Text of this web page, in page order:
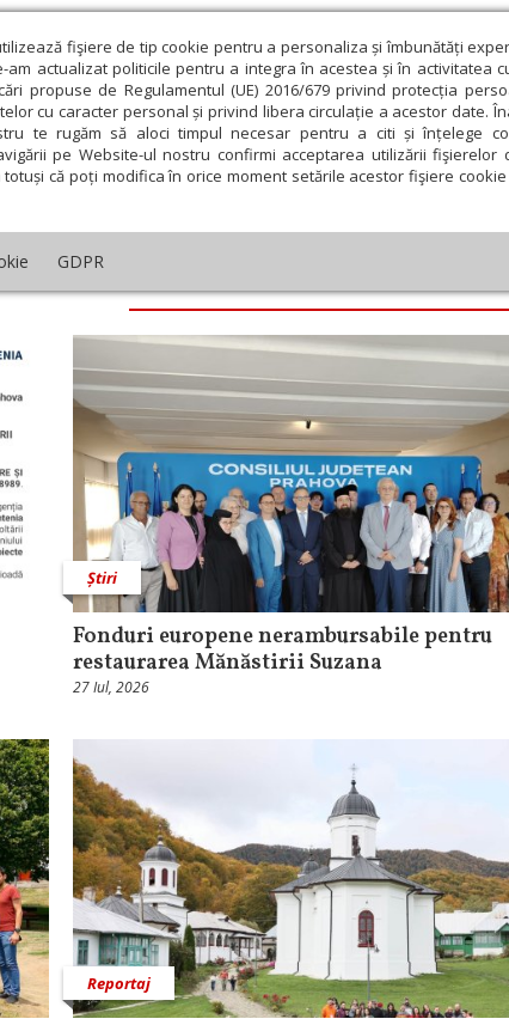
fişiere de tip cookie pentru a personaliza și îmbunătăți
am actualizat politicile pentru a integra în acestea și în activitatea
propuse de Regulamentul (UE) 2016/679 privind protecția
cu caracter personal și privind libera circulație a acestor date.
te rugăm să aloci timpul necesar pentru a citi și înțelege
pe Website-ul nostru confirmi acceptarea utilizării fişierelor
totuși că poți modifica în orice moment setările acestor fişiere
GDPR
Teologie și spiritualitate Educaţie și Cultură
Știri
Fonduri europene nerambursabile pentru
restaurarea Mănăstirii Suzana
27 Iul, 2026
Reportaj